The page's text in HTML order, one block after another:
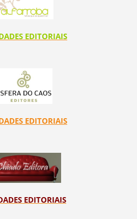
EDITORIAIS
EDITORIAIS
EDITORIAIS